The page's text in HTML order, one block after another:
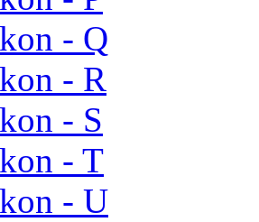
- Q
- R
- S
- T
- U